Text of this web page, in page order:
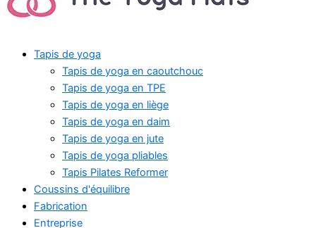
Tapis de yoga
Tapis de yoga en caoutchouc
Tapis de yoga en TPE
Tapis de yoga en liège
Tapis de yoga en daim
Tapis de yoga en jute
Tapis de yoga pliables
Tapis Pilates Reformer
Coussins d'équilibre
Fabrication
Entreprise